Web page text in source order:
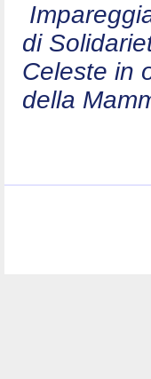
di
Celeste in
della